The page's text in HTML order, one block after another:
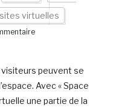
virtuelles
peuvent se
Avec « Space
une partie de la